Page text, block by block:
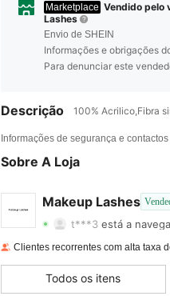
Marketplace Vendido pelo
Lashes
Envio de SHEIN
Informações e obrigações
Para denunciar este
Descrição 100% Acrilico,Fibra
Informações de segurança e contactos
Sobre A Loja
Makeup Lashes
4,74
4,74
t***3 está a
4,74 Avaliação 77 Itens
4,74 77
Clientes recorrentes com alta taxa
Todos os itens